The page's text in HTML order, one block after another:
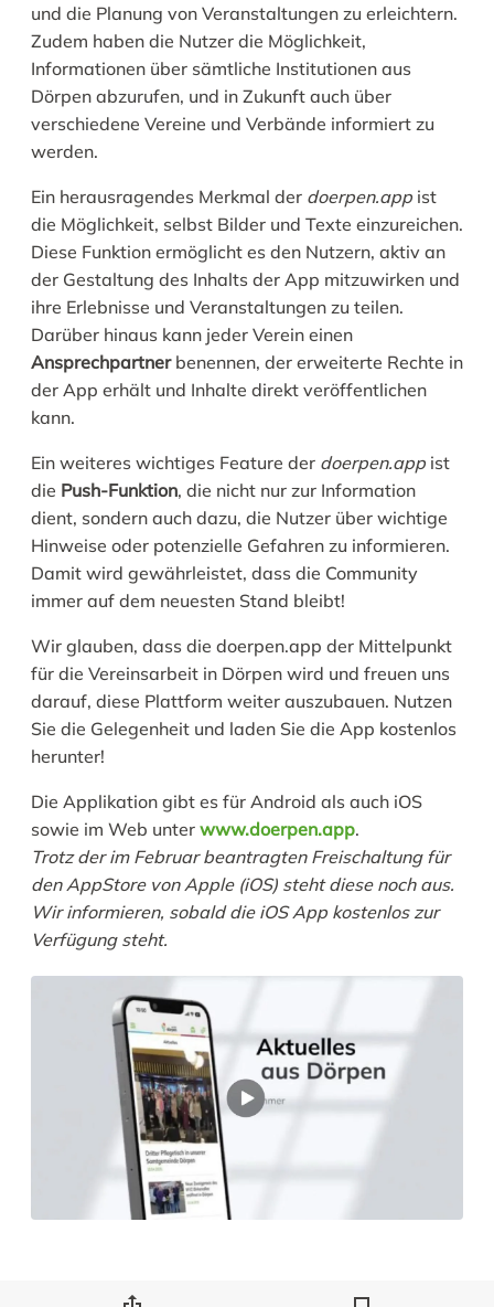
und die Planung von Veranstaltungen zu erleichtern.
Zudem haben die Nutzer die Möglichkeit,
Informationen über sämtliche Institutionen aus
Dörpen abzurufen, und in Zukunft auch über
verschiedene Vereine und Verbände informiert zu
werden.
Ein herausragendes Merkmal der doerpen.app ist
die Möglichkeit, selbst Bilder und Texte einzureichen.
Diese Funktion ermöglicht es den Nutzern, aktiv an
der Gestaltung des Inhalts der App mitzuwirken und
ihre Erlebnisse und Veranstaltungen zu teilen.
Darüber hinaus kann jeder Verein einen
Ansprechpartnerbenennen, der erweiterte Rechte in
der App erhält und Inhalte direkt veröffentlichen
kann.
Ein weiteres wichtiges Feature der doerpen.app ist
die Push-Funktion, die nicht nur zur Information
dient, sondern auch dazu, die Nutzer über wichtige
Hinweise oder potenzielle Gefahren zu informieren.
Damit wird gewährleistet, dass die Community
immer auf dem neuesten Stand bleibt!
Wir glauben, dass die doerpen.app der Mittelpunkt
für die Vereinsarbeit in Dörpen wird und freuen uns
darauf, diese Plattform weiter auszubauen. Nutzen
Sie die Gelegenheit und laden Sie die App kostenlos
herunter!
Die Applikation gibt es für Android als auch iOS
sowie im Web unter www.doerpen.app.
Trotz der im Februar beantragten Freischaltung für
den AppStore von Apple (iOS) steht diese noch aus.
Wir informieren, sobald die iOS App kostenlos zur
Verfügung steht.